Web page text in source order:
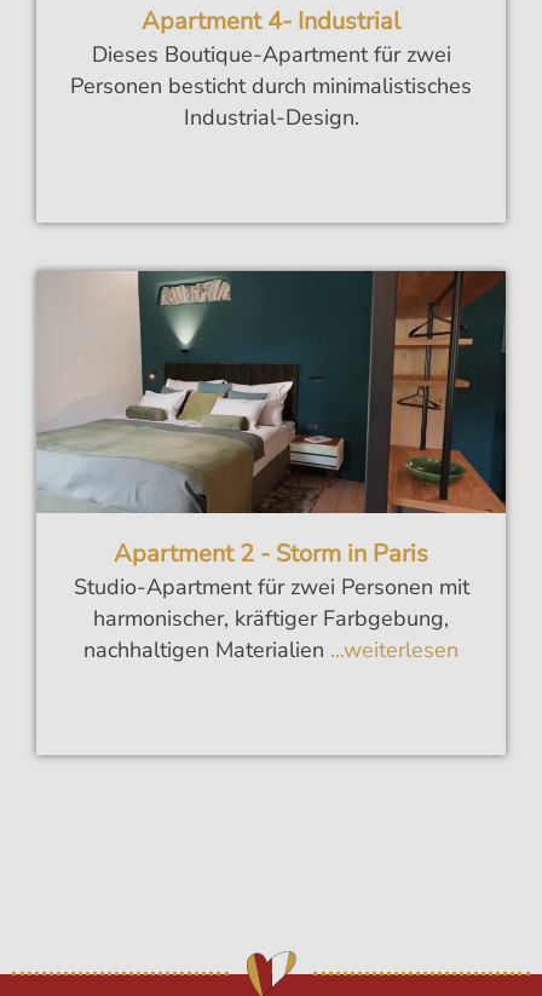
Apartment 4- Industrial
Dieses Boutique-Apartment für zwei
Personen besticht durch minimalistisches
Industrial-Design.
Apartment 2 - Storm in Paris
Studio-Apartment für zwei Personen mit
harmonischer, kräftiger Farbgebung,
nachhaltigen Materialien ...weiterlesen